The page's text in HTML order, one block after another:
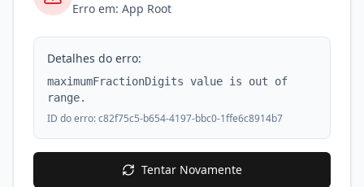
Erro em: App Root
Detalhes do erro:
maximumFractionDigits value is out of
range.
ID do erro:c82f75c5-b654-4197-bbc0-1ffe6c8914b7
Tentar Novamente